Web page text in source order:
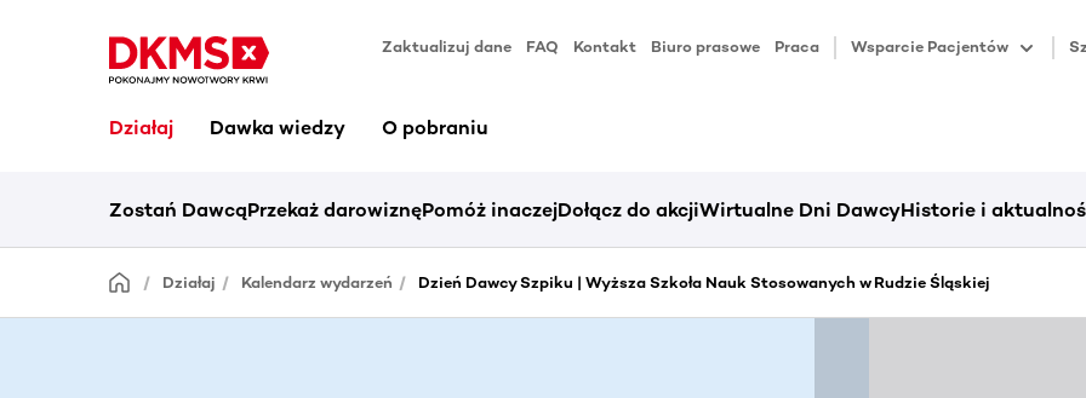
Zaktualizuj dane FAQ Kontakt Biuro prasowe Praca Wsparcie Pacjentów
Działaj Dawka wiedzy O pobraniu
Zostań DawcąPrzekaż darowiznęPomóż inaczejDołącz do akcjiWirtualne Dni DawcyHistorie i
Działaj Kalendarz wydarzeń Dzień Dawcy Szpiku | Wyższa Szkoła Nauk Stosowanych w Rudzie Śląskiej